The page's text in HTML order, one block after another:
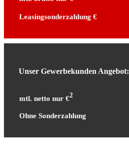
Leasingsonderzahlung €
Unser Gewerbekunden Angebot:
mtl. netto nur €2
Ohne Sonderzahlung